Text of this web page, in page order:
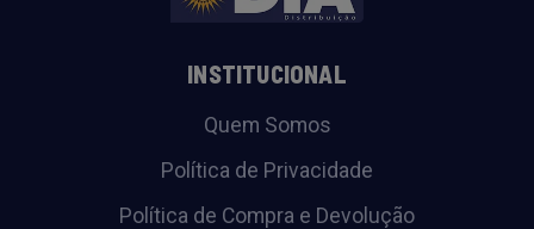
INSTITUCIONAL
Quem Somos
Política de Privacidade
Política de Compra e Devolução